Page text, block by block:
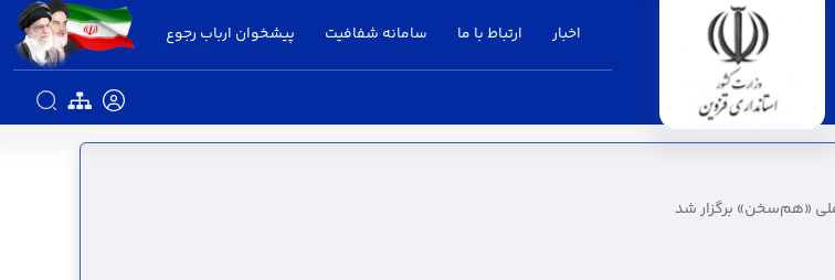
اخبار ارتباط با ما سامانه شفافیت پیشخوان ارباب رجوع
برگزار شد - استانداری قزوین
«هم‌سخن» برگزار شد